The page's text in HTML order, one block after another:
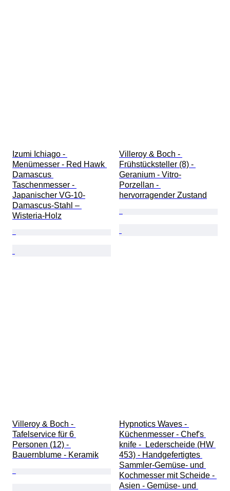
Izumi Ichiago -
Menümesser - Red Hawk
Damascus
Taschenmesser -
Japanischer VG-10-
Damascus-Stahl –
Wisteria-Holz
Villeroy & Boch -
Frühstücksteller (8) -
Geranium - Vitro-
Porzellan -
hervorragender Zustand
Villeroy & Boch -
Tafelservice für 6
Personen (12) -
Bauernblume - Keramik
Hypnotics Waves -
Küchenmesser - Chef's
knife -  Lederscheide (HW
453) - Handgefertigtes
Sammler-Gemüse- und
Kochmesser mit Scheide -
Asien - Gemüse- und